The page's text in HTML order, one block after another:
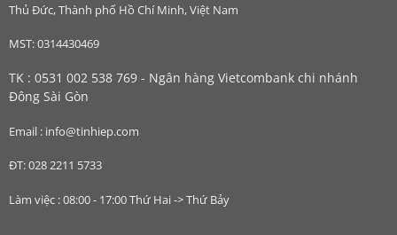
Thủ Đức, Thành phố Hồ Chí Minh, Việt Nam
MST: 0314430469
TK : 0531 002 538 769 - Ngân hàng Vietcombank chi nhánh
Đông Sài Gòn
Email : info@tinhiep.com
ĐT: 028 2211 5733
Làm việc : 08:00 - 17:00 Thứ Hai -> Thứ Bảy